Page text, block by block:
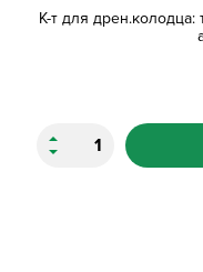
К-т для